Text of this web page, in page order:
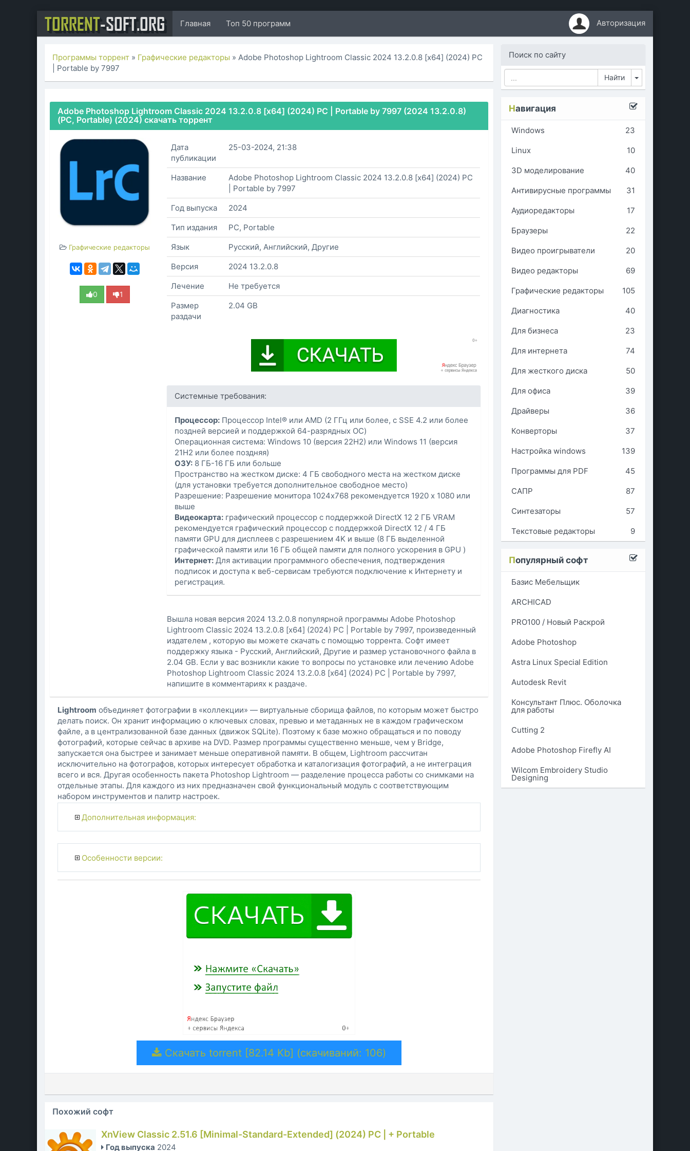
TORRENT-SOFT.ORG Главная Топ 50 программ Авторизация
Программы торрент » Графические редакторы » Adobe Photoshop Lightroom Classic 2024 13.2.0.8 [x64] (2024) PC
| Portable by 7997
Adobe Photoshop Lightroom Classic 2024 13.2.0.8 [x64] (2024) PC | Portable by 7997 (2024 13.2.0.8)
(PC, Portable) (2024) скачать торрент
Графические редакторы
0 1
Дата
публикации
25-03-2024, 21:38
Название
Adobe Photoshop Lightroom Classic 2024 13.2.0.8 [x64] (2024) PC
| Portable by 7997
Год выпуска
2024
Тип издания
PC, Portable
Язык
Русский, Английский, Другие
Версия
2024 13.2.0.8
Лечение
Не требуется
Размер
раздачи
2.04 GB
Системные требования:
Процессор: Процессор Intel® или AMD (2 ГГц или более, с SSE 4.2 или более
поздней версией и поддержкой 64-разрядных ОС)
Операционная система: Windows 10 (версия 22H2) или Windows 11 (версия
21H2 или более поздняя)
ОЗУ: 8 ГБ-16 ГБ или больше
Пространство на жестком диске: 4 ГБ свободного места на жестком диске
(для установки требуется дополнительное свободное место)
Разрешение: Разрешение монитора 1024x768 рекомендуется 1920 x 1080 или
выше
Видеокарта: графический процессор с поддержкой DirectX 12 2 ГБ VRAM
рекомендуется графический процессор с поддержкой DirectX 12 / 4 ГБ
памяти GPU для дисплеев с разрешением 4K и выше (8 ГБ выделенной
графической памяти или 16 ГБ общей памяти для полного ускорения в GPU )
Интернет: Для активации программного обеспечения, подтверждения
подписок и доступа к веб-сервисам требуются подключение к Интернету и
регистрация.
Вышла новая версия 2024 13.2.0.8 популярной программы Adobe Photoshop
Lightroom Classic 2024 13.2.0.8 [x64] (2024) PC | Portable by 7997, произведенный
издателем , которую вы можете скачать с помощью торрента. Софт имеет
поддержку языка - Русский, Английский, Другие и размер установочного файла в
2.04 GB. Если у вас возникли какие то вопросы по установке или лечению Adobe
Photoshop Lightroom Classic 2024 13.2.0.8 [x64] (2024) PC | Portable by 7997,
напишите в комментариях к раздаче.
Lightroom объединяет фотографии в «коллекции» — виртуальные сборища файлов, по которым может быстро
делать поиск. Он хранит информацию о ключевых словах, превью и метаданных не в каждом графическом
файле, а в централизованной базе данных (движок SQLite). Поэтому к базе можно обращаться и по поводу
фотографий, которые сейчас в архиве на DVD. Размер программы существенно меньше, чем у Bridge,
запускается она быстрее и занимает меньше оперативной памяти. В общем, Lightroom рассчитан
исключительно на фотографов, которых интересует обработка и каталогизация фотографий, а не интеграция
всего и вся. Другая особенность пакета Photoshop Lightroom — разделение процесса работы со снимками на
отдельные этапы. Для каждого из них предназначен свой функциональный модуль с соответствующим
набором инструментов и палитр настроек.
Дополнительная информация:
Особенности версии:
Скачать torrent [82.14 Kb] (cкачиваний: 106)
Похожий софт
XnView Classic 2.51.6 [Minimal-Standard-Extended] (2024) РС | + Portable
Год выпуска 2024
Поиск по сайту
Toggle
Навигация
Windows 23
Linux 10
3D моделирование 40
Антивирусные программы 31
Аудиоредакторы 17
Браузеры 22
Видео проигрыватели 20
Видео редакторы 69
Графические редакторы 105
Диагностика 40
Для бизнеса 23
Для интернета 74
Для жесткого диска 50
Для офиса 39
Драйверы 36
Конверторы 37
Настройка windows 139
Программы для PDF 45
САПР 87
Синтезаторы 57
Текстовые редакторы 9
Популярный софт
Базис Мебельщик
ARCHICAD
PRO100 / Новый Раскрой
Adobe Photoshop
Astra Linux Special Edition
Autodesk Revit
Консультант Плюс. Оболочка
для работы
Cutting 2
Adobe Photoshop Firefly AI
Wilcom Embroidery Studio
Designing